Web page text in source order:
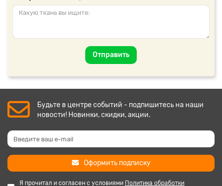
Отправить
Будьте в центре событий - подпишитесь на наши
новости! Новинки, скидки, акции.
Оформить подписку
Я прочитал и согласен с условиями Политика обработки